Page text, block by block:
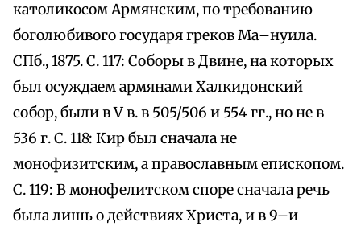
католикосом Армянским, по требованию
боголюбивого государя греков Ма–нуила.
СПб., 1875. С. 117: Соборы в Двине, на которых
был осуждаем армянами Халкидонский
собор, были в V в. в 505/506 и 554 гг., но не в
536 г. С. 118: Кир был сначала не
монофизитским, а православным епископом.
С. 119: В монофелитском споре сначала речь
была лишь о действиях Христа, и в 9–и